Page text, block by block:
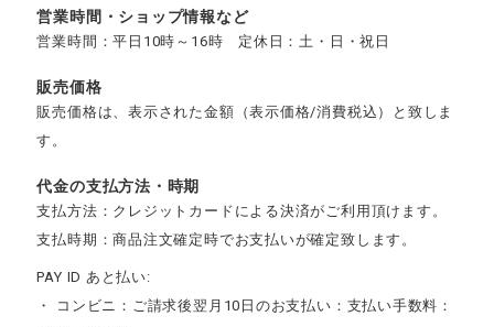
営業時間・ショップ情報など
営業時間：平日10時～16時 定休日：土・日・祝日
販売価格
販売価格は、表示された金額（表示価格/消費税込）と致しま
す。
代金の支払方法・時期
支払方法：クレジットカードによる決済がご利用頂けます。
支払時期：商品注文確定時でお支払いが確定致します。
PAY ID あと払い:
・ コンビニ：ご請求後翌月10日のお支払い：支払い手数料：